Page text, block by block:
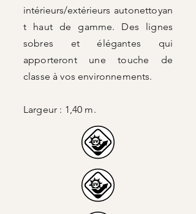
intérieurs/extérieurs autonettoyan
t haut de gamme. Des lignes
sobres et élégantes qui
apporteront une touche de
classe à vos environnements.
Largeur : 1,40 m.